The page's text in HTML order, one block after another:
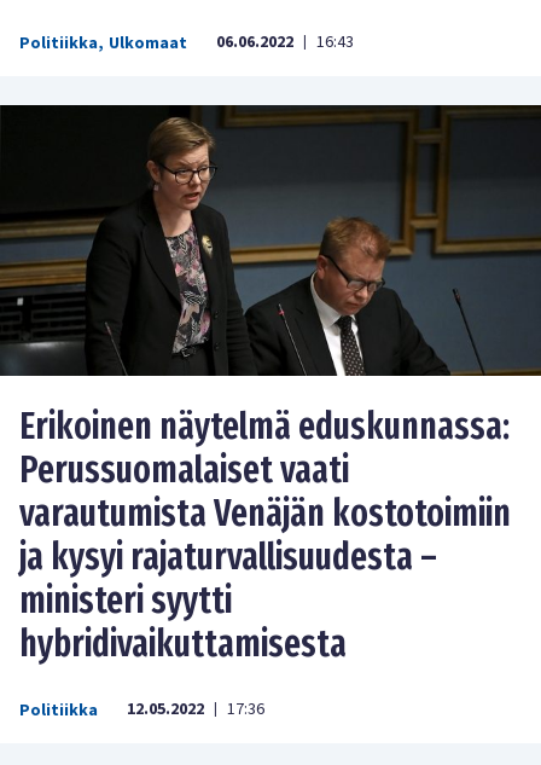
Politiikka, Ulkomaat 06.06.2022 | 16:43
Erikoinen näytelmä eduskunnassa:
Perussuomalaiset vaati
varautumista Venäjän kostotoimiin
ja kysyi rajaturvallisuudesta –
ministeri syytti
hybridivaikuttamisesta
Politiikka 12.05.2022 | 17:36